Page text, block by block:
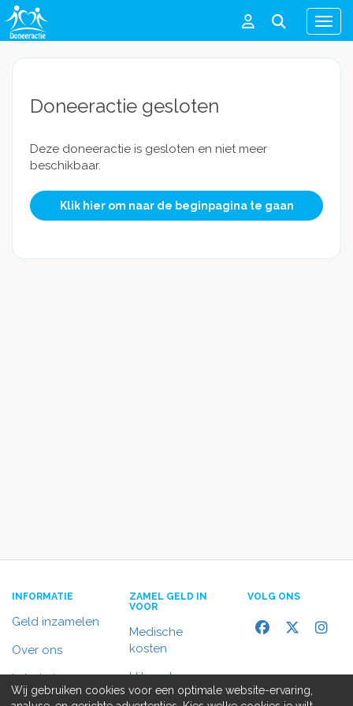
Menu
Doneeractie gesloten
Deze doneeractie is gesloten en niet meer
beschikbaar.
Klik hier om naar de beginpagina te gaan
INFORMATIE
Geld inzamelen
Over ons
In het nieuws
ZAMEL GELD IN
VOOR
Medische
kosten
Uitvaart
VOLG ONS
Wij gebruiken cookies voor een optimale website-ervaring,